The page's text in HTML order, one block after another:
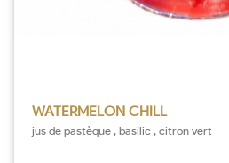
WATERMELON CHILL
jus de pastèque , basilic , citron vert